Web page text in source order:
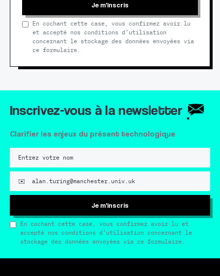
Je m'inscris
En cochant cette case, vous confirmez avoir lu
et accepté nos conditions d’utilisation
concernant le stockage des données envoyées via
ce formulaire.
Inscrivez-vous à la newsletter
Clarifier les enjeux du présent technologique
Je m'inscris
En cochant cette case, vous confirmez avoir lu et
accepté nos conditions d’utilisation concernant le
stockage des données envoyées via ce formulaire.